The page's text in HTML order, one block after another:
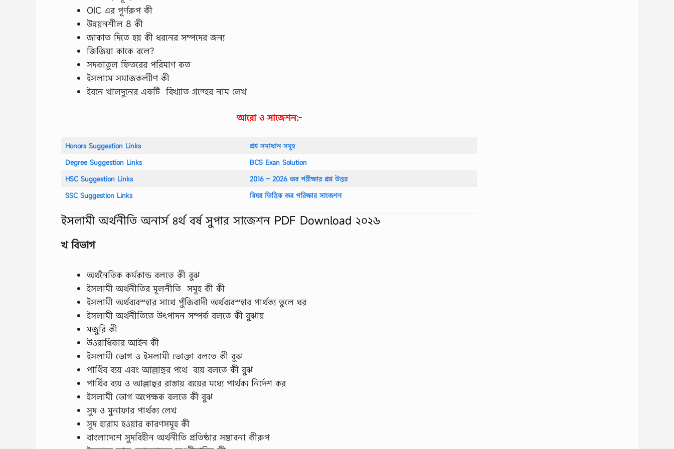
OIC এর পূর্ণরুপ কী
উন্নয়নশীল 8 কী
জাকাত দিতে হয় কী ধরনের সম্পদের জন্য
জিজিয়া কাকে বলে?
সদকাতুল ফিতরের পরিমাণ কত
ইসলামে সমাজকল্যীণ কী
ইবনে খালদুনের একটি বিখ্যাত গ্রন্হের নাম লেখ
আরো ও সাজেশন:-
Honors Suggestion Links
প্রশ্ন সমাধান সমূহ
Degree Suggestion Links
BCS Exan Solution
HSC Suggestion Links
2016 – 2026 জব পরীক্ষার প্রশ্ন উত্তর
SSC Suggestion Links
বিষয় ভিত্তিক জব পরিক্ষার সাজেশন
ইসলামী অর্থনীতি অনার্স ৪র্থ বর্ষ সুপার সাজেশন PDF Download ২০২৬
খ বিভাগ
অর্থনৈতিক কর্মকান্ড বলতে কী বুঝ
ইসলামী অর্থনীতির মূলনীতি সমূহ কী কী
ইসলামী অর্থব্যবস্হার সাথে পুঁজিবাদী অর্থব্যবস্হার পার্থক্য তুলে ধর
ইসলামী অর্থনীতিতে উৎপাদন সম্পর্ক বলতে কী বুঝায়
মজুরি কী
উওরাধিকার আইন কী
ইসলামী ভোগ ও ইসলামী ভোক্তা বলতে কী বুঝ
পার্থিব ব্যয় এবং আল্লাহুর পথে ব্যয় বলতে কী বুঝ
পার্থিব ব্যয় ও আল্লাহুর রাস্তায় ব্যয়ের মধ্যে পার্থক্য নির্দেশ কর
ইসলামী ভোগ অপেক্ষক বলতে কী বুঝ
সুদ ও মুনাফার পার্থক্য লেখ
সুদ হারাম হওয়ার কারণসমূহ কী
বাংলাদেশে সুদবিহীন অর্থনীতি প্রতিষ্ঠার সম্ভাবনা কীরুপ